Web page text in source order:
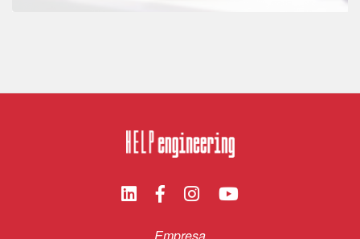
Empresa